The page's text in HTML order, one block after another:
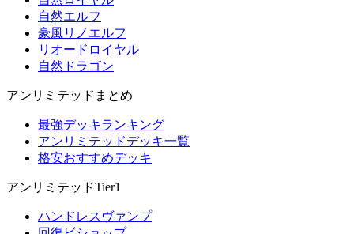
自然エルフ
豪風リノエルフ
リオードロイヤル
自然ドラゴン
アンリミテッドまとめ
最強デッキランキング
アンリミテッドデッキ一覧
格安おすすめデッキ
アンリミテッドTier1
ハンドレスヴァンプ